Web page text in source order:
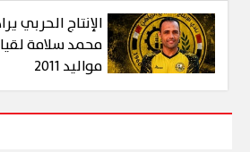
الإنتاج الحربي
محمد سلامة
مواليد 2011